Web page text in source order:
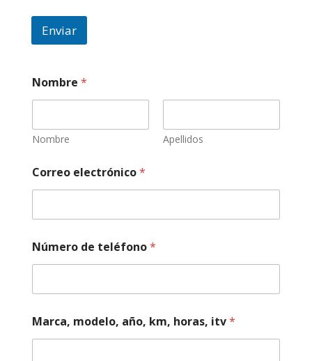
Enviar
Nombre *
Nombre Apellidos
N
o
b
e
t
u
Correo electrónico*
Número de teléfono*
Marca, modelo, año, km, horas, itv*